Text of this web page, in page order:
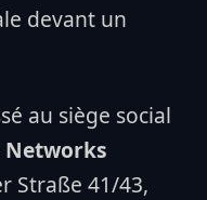
devant un
au siège social
Networks
Straße 41/43,